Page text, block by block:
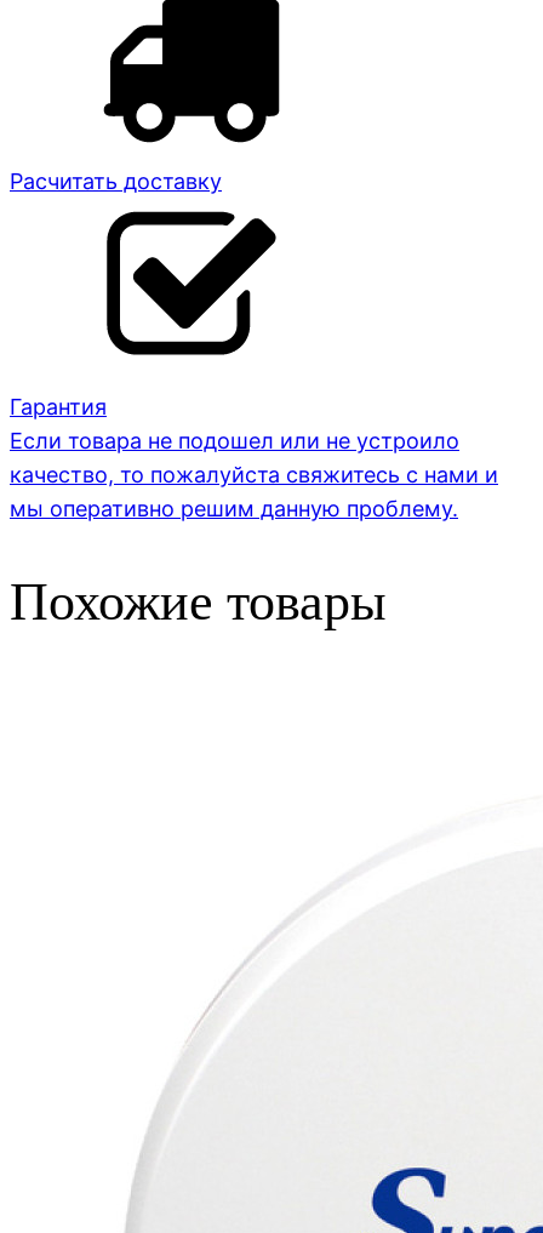
Расчитать доставку
Гарантия
Если товара не подошел или не устроило
качество, то пожалуйста свяжитесь с нами и
мы оперативно решим данную проблему.
Похожие товары